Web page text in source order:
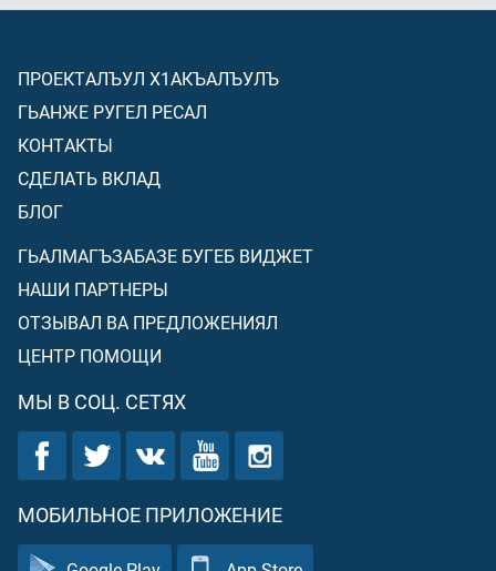
ПРОЕКТАЛЪУЛ Х1АКЪАЛЪУЛЪ
ГЬАНЖЕ РУГЕЛ РЕСАЛ
КОНТАКТЫ
СДЕЛАТЬ ВКЛАД
БЛОГ
ГЬАЛМАГЪЗАБАЗЕ БУГЕБ ВИДЖЕТ
НАШИ ПАРТНЕРЫ
ОТЗЫВАЛ ВА ПРЕДЛОЖЕНИЯЛ
ЦЕНТР ПОМОЩИ
МЫ В СОЦ. СЕТЯХ
МОБИЛЬНОЕ ПРИЛОЖЕНИЕ